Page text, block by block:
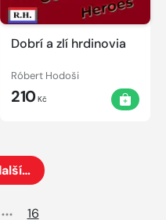
Dobrí a zlí hrdinovia
Róbert Hodoši
210Kč
16